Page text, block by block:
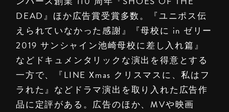
DEAD』ほか広告賞受賞多数。『ユニポス伝
えられていなかった感謝』『母校に in ゼリー
2019 サンシャイン池崎母校に差し入れ篇』
などドキュメンタリックな演出を得意とする
一方で、『LINE Xmas クリスマスに、私はフ
ラれた』などドラマ演出を取り入れた広告作
品に定評がある。広告のほか、MVや映画